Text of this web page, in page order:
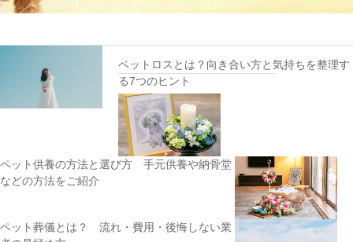
ペットロスとは？向き合い方と気持ちを整理す
る7つのヒント
ペット供養の方法と選び方 手元供養や納骨堂
などの方法をご紹介
ペット葬儀とは？ 流れ・費用・後悔しない業